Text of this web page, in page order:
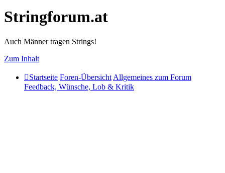
Stringforum.at
Auch Männer tragen Strings!
Zum Inhalt
Startseite Foren-Übersicht Allgemeines zum Forum
Feedback, Wünsche, Lob & Kritik